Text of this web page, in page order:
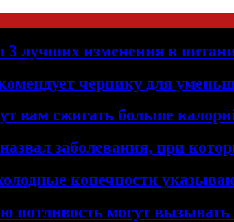
3 лучших изменения в
чернику для
вам сжигать больше
заболевания, при
конечности
потливость могут